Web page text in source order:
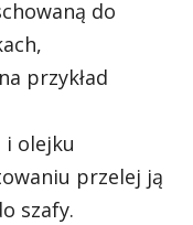
do
przykład
olejku
przelej ją
szafy.